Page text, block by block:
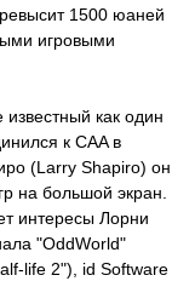
1500 юаней
игровыми
как один
к CAA в
(Larry Shapiro) он
на большой экран.
интересы Лорни
"OddWorld"
life 2"), id Software